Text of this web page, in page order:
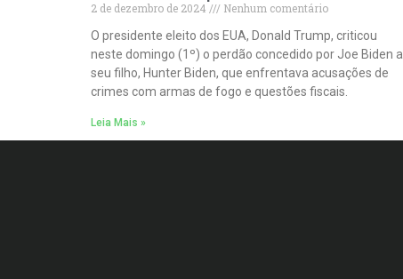
2 de dezembro de 2024
Nenhum comentário
O presidente eleito dos EUA, Donald Trump, criticou
neste domingo (1º) o perdão concedido por Joe Biden a
seu filho, Hunter Biden, que enfrentava acusações de
crimes com armas de fogo e questões fiscais.
Leia Mais »